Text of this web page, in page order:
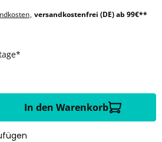
, versandkostenfrei (DE) ab 99€**
In den Warenkorb